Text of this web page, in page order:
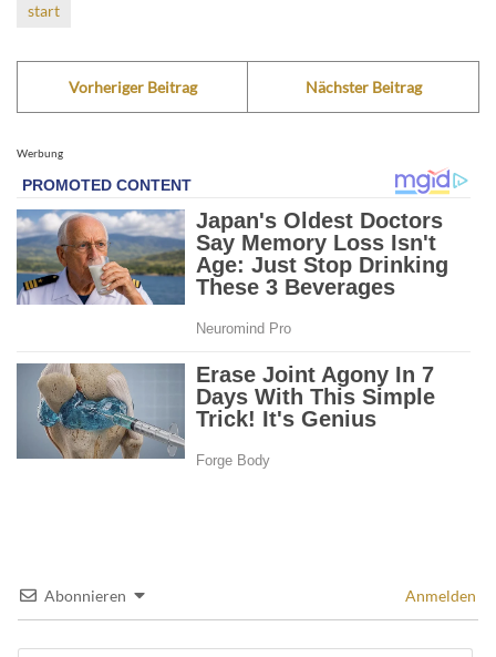
start
Vorheriger Beitrag Nächster Beitrag
Werbung
Abonnieren Anmelden